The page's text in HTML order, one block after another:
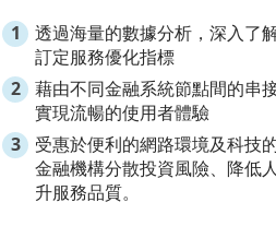
透過海量的數據分析，深入了
訂定服務優化指標
藉由不同金融系統節點間的串
實現流暢的使用者體驗
受惠於便利的網路環境及科技
金融機構分散投資風險、降低
升服務品質。